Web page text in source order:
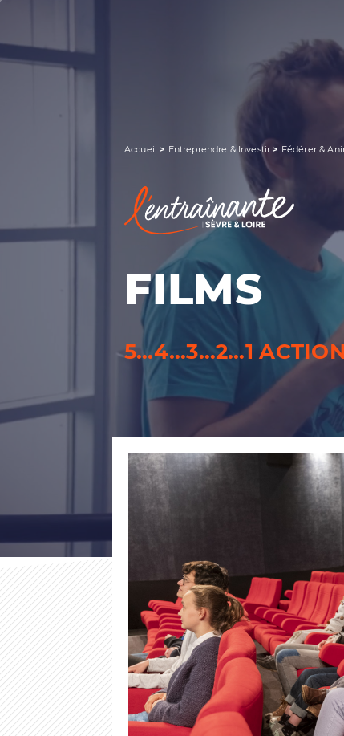
Accueil > Entreprendre & Investir > Fédérer &
FILMS
5…4…3…2…1 ACTION